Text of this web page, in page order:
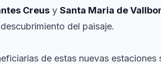
Creus y Santa Maria de
del paisaje.
de estas nuevas estaciones